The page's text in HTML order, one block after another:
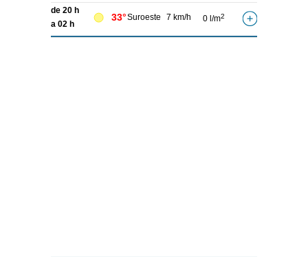
de 20 h
a 02 h
33°Suroeste 7 km/h 0 l/m2